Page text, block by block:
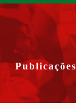
Publicações